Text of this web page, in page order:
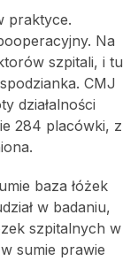
praktyce.
Na
szpitali, i tu
CMJ
działalności
284 placówki, z
baza łóżek
w badaniu,
szpitalnych w
sumie prawie